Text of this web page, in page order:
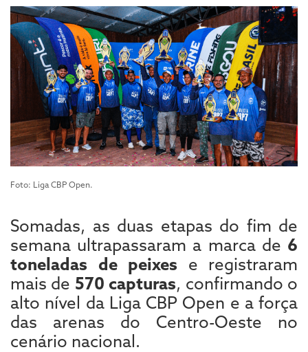
Foto: Liga CBP Open.
Somadas, as duas etapas do fim de
semana ultrapassaram a marca de 6
toneladas de peixes e registraram
mais de 570 capturas, confirmando o
alto nível da Liga CBP Open e a força
das arenas do Centro-Oeste no
cenário nacional.